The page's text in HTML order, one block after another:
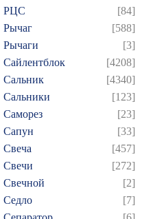
РЦС
[84]
Рычаг
[588]
Рычаги
[3]
Сайлентблок
[4208]
Сальник
[4340]
Сальники
[123]
Саморез
[23]
Сапун
[33]
Свеча
[457]
Свечи
[272]
Свечной
[2]
Седло
[7]